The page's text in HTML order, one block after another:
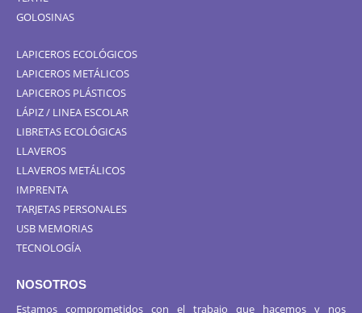
GOLOSINAS
LAPICEROS ECOLÓGICOS
LAPICEROS METÁLICOS
LAPICEROS PLÁSTICOS
LÁPIZ / LINEA ESCOLAR
LIBRETAS ECOLÓGICAS
LLAVEROS
LLAVEROS METÁLICOS
IMPRENTA
TARJETAS PERSONALES
USB MEMORIAS
TECNOLOGÍA
NOSOTROS
Estamos comprometidos con el trabajo que hacemos y nos